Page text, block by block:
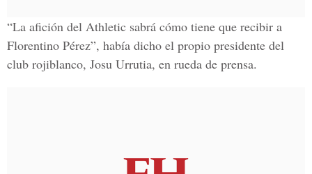
“La afición del Athletic sabrá cómo tiene que recibir a
Florentino Pérez”, había dicho el propio presidente del
club rojiblanco, Josu Urrutia, en rueda de prensa.